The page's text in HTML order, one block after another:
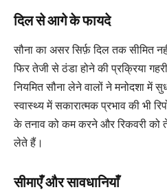
दिल से आगे के फायदे
सौना का असर सिर्फ़ दिल तक सीमित
फिर तेजी से ठंडा होने की प्रक्रिया
नियमित सौना लेने वालों ने मनोदशा में
स्वास्थ्य में सकारात्मक प्रभाव की भी
के तनाव को कम करने और रिकवरी को
लेते हैं।
सीमाएँ और सावधानियाँ